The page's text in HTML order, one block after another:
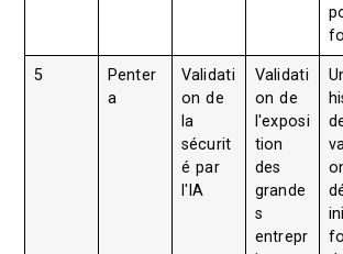
5
Penter
a
Validati
on de
la
sécurit
é par
l'IA
Validati
on de
l'exposi
tion
des
grande
s
entrepr